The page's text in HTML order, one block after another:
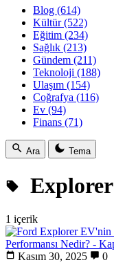
Blog (614)
Kültür(522)
Eğitim (234)
Sağlık (213)
Gündem (211)
Teknoloji (188)
Ulaşım (154)
Coğrafya (116)
Ev (94)
Finans (71)
Ara Tema
Explorer
1 içerik
Kasım 30, 2025 0